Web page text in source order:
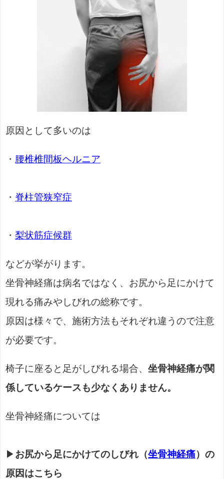
原因として多いのは
・ 腰椎椎間板ヘルニア
・ 脊柱管狭窄症
・ 梨状筋症候群
などが挙がります。
坐骨神経痛は病名ではなく、お尻から足にかけて
現れる痛みやしびれの総称です。
原因は様々で、施術方法もそれぞれ違うので注意
が必要です。
椅子に座ると足がしびれる場合、 坐骨神経痛が関
係しているケースも少なくありません。
坐骨神経痛については
▶ お尻から足にかけてのしびれ（坐骨神経痛）の
原因はこちら